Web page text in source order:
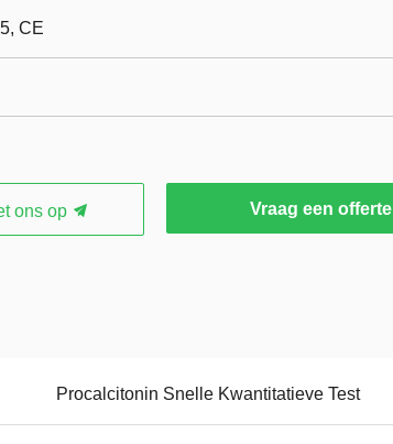
CE
ons op Vraag een offerte
Procalcitonin Snelle Kwantitatieve Test